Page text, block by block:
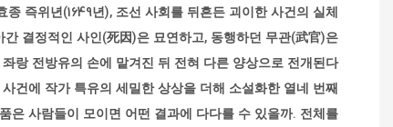
종 즉위년(1649년), 조선 사회를 뒤흔든 괴이한 사건의 실체
결정적인 사인(死因)은 묘연하고, 동행하던 무관(武官)은
랑 전방유의 손에 맡겨진 뒤 전혀 다른 양상으로 전개된다.
건에 작가 특유의 세밀한 상상을 더해 소설화한 열네 번째
은 사람들이 모이면 어떤 결과에 다다를 수 있을까. 전체를